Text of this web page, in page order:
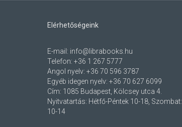
Elérhetőségeink
E-mail: info@librabooks.hu
Telefon: +36 1 267 5777
Angol nyelv: +36 70 596 3787
Egyéb idegen nyelv: +36 70 627 6099
Cím: 1085 Budapest, Kölcsey utca 4.
Nyitvatartás: Hétfő-Péntek 10-18, Szombat:
10-14